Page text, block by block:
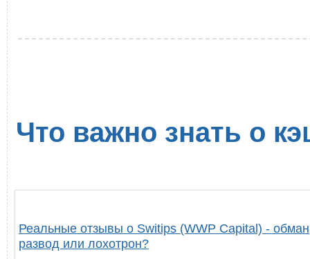
Что важно знать о
Реальные отзывы о Switips (WWP Capital) -
развод или лохотрон?